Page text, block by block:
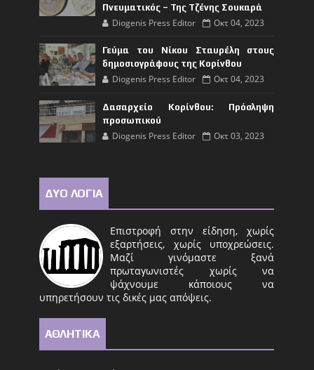
Πνευματικός – Της Τζένης Σουκαρά
Diogenis Press Editor Οκτ 04, 2023
Γεύμα του Νίκου Σταυρέλη στους
δημοσιογράφους της Κορίνθου
Diogenis Press Editor Οκτ 04, 2023
Δασαρχείο Κορίνθου: Πρόσληψη
προσωπικού
Diogenis Press Editor Οκτ 03, 2023
ΔΥΟ ΛΟΓΙΑ
Επιστροφή στην είδηση, χωρίς
εξαρτήσεις, χωρίς υποχρεώσεις.
Μαζί γινόμαστε ξανά
πρωταγωνιστές χωρίς να
ψάχνουμε κάποιους να
υπηρετήσουν τις δικές μας απόψεις.
ΑΘΛΗΤΙΚΑ